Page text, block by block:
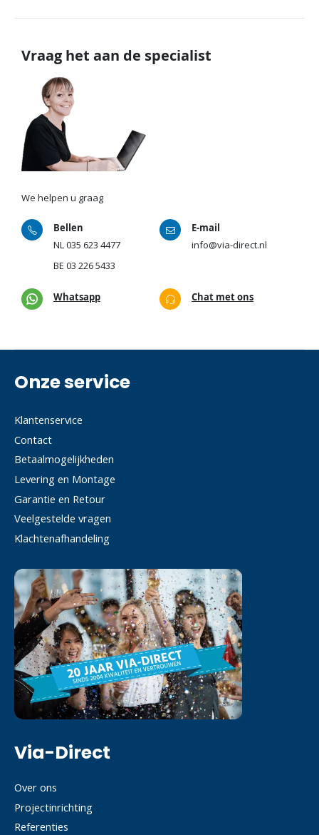
Vraag het aan de specialist
We helpen u graag
Bellen
NL035 623 4477
BE 03 226 5433
E-mail
info@via-direct.nl
Whatsapp Chat met ons
Onze service
Klantenservice
Contact
Betaalmogelijkheden
Levering en Montage
Garantie en Retour
Veelgestelde vragen
Klachtenafhandeling
Via-Direct
Over ons
Projectinrichting
Referenties